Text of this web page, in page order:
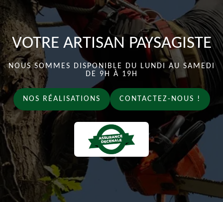
VOTRE ARTISAN PAYSAGISTE
NOUS SOMMES DISPONIBLE DU LUNDI AU SAMEDI
DE 9H À 19H
NOS RÉALISATIONS CONTACTEZ-NOUS !